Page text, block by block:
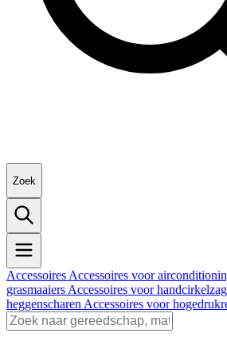
Zoek
Accessoires Accessoires voor
grasmaaiers Accessoires voor
heggenscharen Accessoires voor